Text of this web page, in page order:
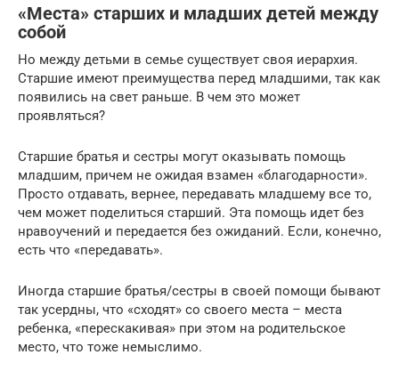
«Места» старших и младших детей между
собой
Но между детьми в семье существует своя иерархия.
Старшие имеют преимущества перед младшими, так как
появились на свет раньше. В чем это может
проявляться?
Старшие братья и сестры могут оказывать помощь
младшим, причем не ожидая взамен «благодарности».
Просто отдавать, вернее, передавать младшему все то,
чем может поделиться старший. Эта помощь идет без
нравоучений и передается без ожиданий. Если, конечно,
есть что «передавать».
Иногда старшие братья/сестры в своей помощи бывают
так усердны, что «сходят» со своего места – места
ребенка, «перескакивая» при этом на родительское
место, что тоже немыслимо.